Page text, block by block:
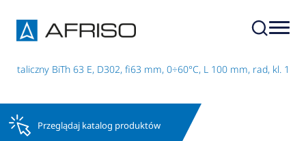
BiTh 63 E, D302, fi63 mm, 0÷60°C, L 100 mm, rad, kl. 1
Przeglądaj katalog produktów